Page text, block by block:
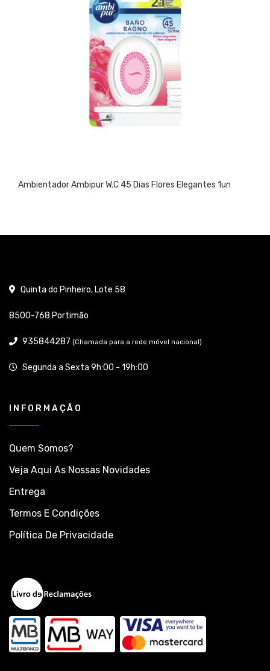
Ambientador Ambipur W.C 45 Dias Flores Elegantes 1un
Quinta do Pinheiro, Lote 58
8500-768 Portimão
935844287 (Chamada para a rede móvel nacional)
Segunda a Sexta 9h:00 - 19h:00
INFORMAÇÃO
Quem Somos?
Veja Aqui As Nossas Novidades
Entrega
Termos E Condições
Política De Privacidade